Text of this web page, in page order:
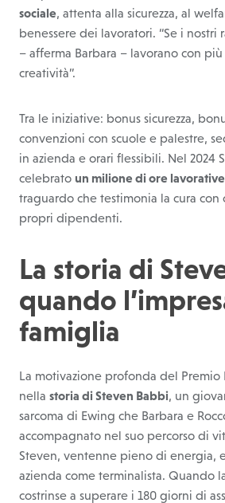
sociale, attenta alla sicurezza, al
benessere dei lavoratori. “Se i nostri
– afferma Barbara – lavorano con
creatività”.
Tra le iniziative: bonus sicurezza,
convenzioni con scuole e palestre,
in azienda e orari flessibili. Nel 2024
celebrato un milione di ore
traguardo che testimonia la cura con
propri dipendenti.
La storia di
quando
famiglia
La motivazione profonda del Premio
nella storia di Steven Babbi, un
sarcoma di Ewing che Barbara e
accompagnato nel suo percorso di
Steven, ventenne pieno di energia,
azienda come terminalista. Quando
costrinse a superare i 180 giorni di